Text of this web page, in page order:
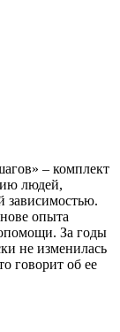
– комплект
людей,
зависимостью.
опыта
За годы
не изменилась
говорит об ее